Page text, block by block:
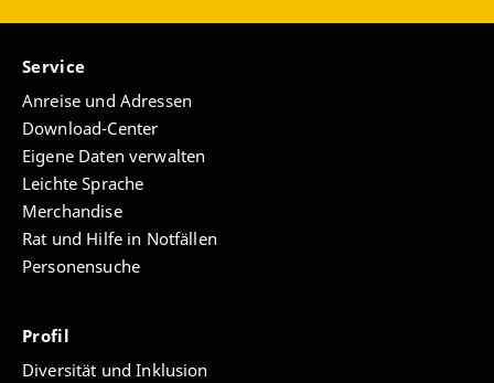
Service
Anreise und Adressen
Download-Center
Eigene Daten verwalten
Leichte Sprache
Merchandise
Rat und Hilfe in Notfällen
Personensuche
Profil
Diversität und Inklusion